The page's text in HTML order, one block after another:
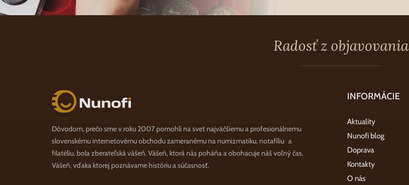
Radosť z objavovania
Nunofi.sk
Dôvodom, prečo sme v roku 2007 pomohli na svet najväčšiemu a profesionálnemu
slovenskému internetovému obchodu zameranému na numizmatiku, notafíliu a
filatéliu, bola zberateľská vášeň. Vášeň, ktorá nás poháňa a obohacuje náš voľný čas.
Vášeň, vďaka ktorej poznávame históriu a súčasnosť.
INFORMÁCIE
Aktuality
Nunofi blog
Doprava
Kontakty
O nás